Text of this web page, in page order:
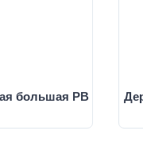
большая PB